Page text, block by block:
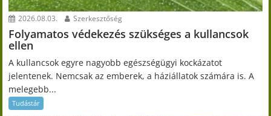
2026.08.03. Szerkesztőség
Folyamatos védekezés szükséges a kullancsok
ellen
A kullancsok egyre nagyobb egészségügyi kockázatot
jelentenek. Nemcsak az emberek, a háziállatok számára is. A
melegebb...
Tudástár